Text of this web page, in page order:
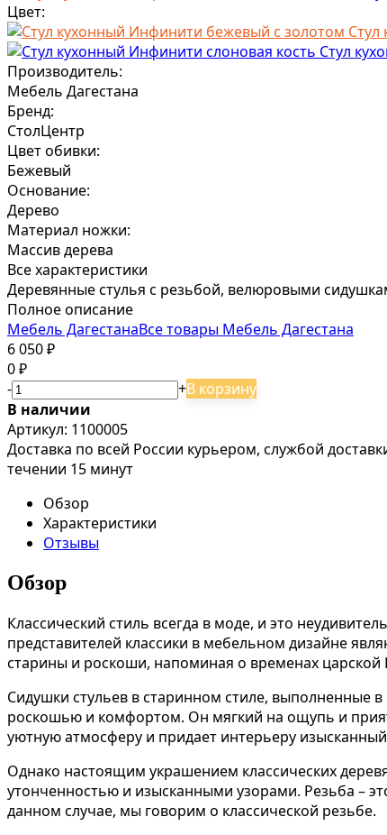
Цвет:
Стул
Производитель:
Мебель Дагестана
Бренд:
СтолЦентр
Цвет обивки:
Бежевый
Основание:
Дерево
Материал ножки:
Массив дерева
Все характеристики
Деревянные стулья с резьбой, велюровыми
Полное описание
Мебель ДагестанаВсе товары Мебель Дагестана
6 050 ₽
0 ₽
- +В корзину
В наличии
Артикул: 1100005
Доставка по всей России курьером, службой
течении 15 минут
Обзор
Характеристики
Отзывы
Обзор
Классический стиль всегда в моде, и это
представителей классики в мебельном дизайне
старины и роскоши, напоминая о временах царской
Сидушки стульев в старинном стиле, выполненные
роскошью и комфортом. Он мягкий на ощупь и
уютную атмосферу и придает интерьеру изысканный
Однако настоящим украшением классических
утонченностью и изысканными узорами. Резьба –
данном случае, мы говорим о классической резьбе.